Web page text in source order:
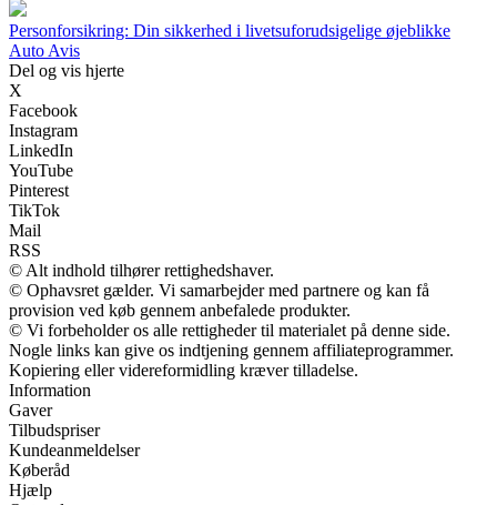
Personforsikring: Din sikkerhed i livetsuforudsigelige øjeblikke
Auto Avis
Del og vis hjerte
X
Facebook
Instagram
LinkedIn
YouTube
Pinterest
TikTok
Mail
RSS
© Alt indhold tilhører rettighedshaver.
© Ophavsret gælder. Vi samarbejder med partnere og kan få
provision ved køb gennem anbefalede produkter.
© Vi forbeholder os alle rettigheder til materialet på denne side.
Nogle links kan give os indtjening gennem affiliateprogrammer.
Kopiering eller videreformidling kræver tilladelse.
Information
Gaver
Tilbudspriser
Kundeanmeldelser
Køberåd
Hjælp